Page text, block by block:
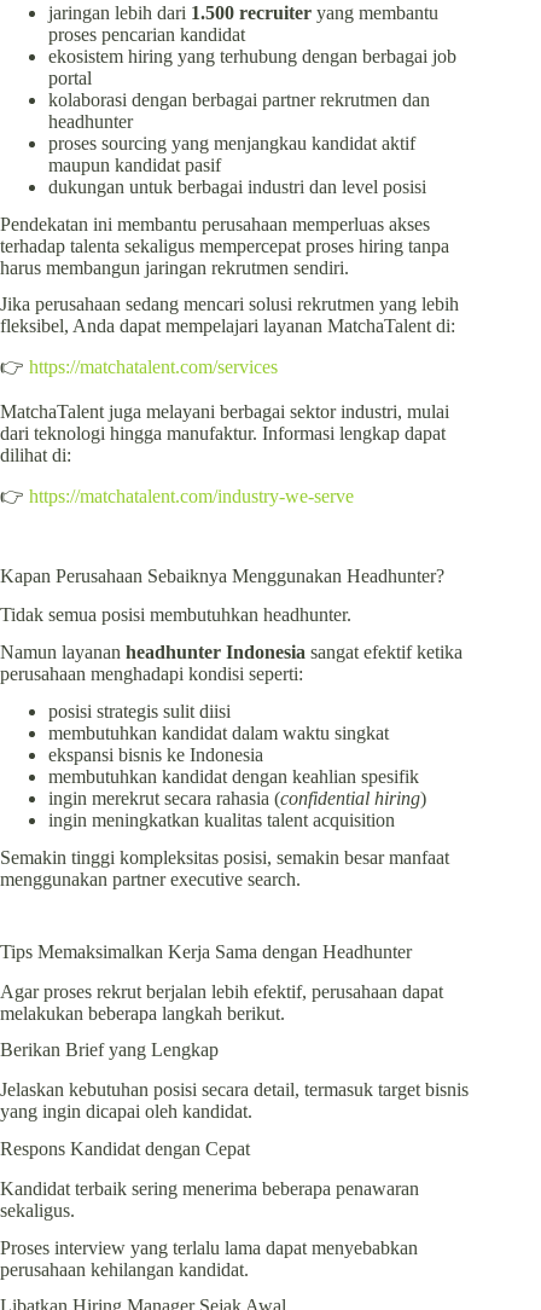
jaringan lebih dari 1.500 recruiter yang membantu
proses pencarian kandidat
ekosistem hiring yang terhubung dengan berbagai job
portal
kolaborasi dengan berbagai partner rekrutmen dan
headhunter
proses sourcing yang menjangkau kandidat aktif
maupun kandidat pasif
dukungan untuk berbagai industri dan level posisi
Pendekatan ini membantu perusahaan memperluas akses
terhadap talenta sekaligus mempercepat proses hiring tanpa
harus membangun jaringan rekrutmen sendiri.
Jika perusahaan sedang mencari solusi rekrutmen yang lebih
fleksibel, Anda dapat mempelajari layanan MatchaTalent di:
👉 https://matchatalent.com/services
MatchaTalent juga melayani berbagai sektor industri, mulai
dari teknologi hingga manufaktur. Informasi lengkap dapat
dilihat di:
👉 https://matchatalent.com/industry-we-serve
Kapan Perusahaan Sebaiknya Menggunakan Headhunter?
Tidak semua posisi membutuhkan headhunter.
Namun layanan headhunter Indonesia sangat efektif ketika
perusahaan menghadapi kondisi seperti:
posisi strategis sulit diisi
membutuhkan kandidat dalam waktu singkat
ekspansi bisnis ke Indonesia
membutuhkan kandidat dengan keahlian spesifik
ingin merekrut secara rahasia (confidential hiring)
ingin meningkatkan kualitas talent acquisition
Semakin tinggi kompleksitas posisi, semakin besar manfaat
menggunakan partner executive search.
Tips Memaksimalkan Kerja Sama dengan Headhunter
Agar proses rekrut berjalan lebih efektif, perusahaan dapat
melakukan beberapa langkah berikut.
Berikan Brief yang Lengkap
Jelaskan kebutuhan posisi secara detail, termasuk target bisnis
yang ingin dicapai oleh kandidat.
Respons Kandidat dengan Cepat
Kandidat terbaik sering menerima beberapa penawaran
sekaligus.
Proses interview yang terlalu lama dapat menyebabkan
perusahaan kehilangan kandidat.